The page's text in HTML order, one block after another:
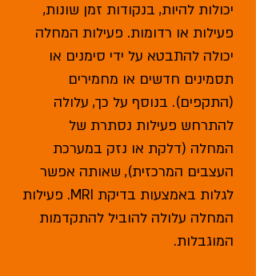
יכולות‎ ‏להיות, בנקודות זמן שונות,
פעילות או רדומות. פעילות ‏המחלה
יכולה להתבטא על ידי סימנים או
תסמינים חדשים או מחמירים
(התקפים). בנוסף על כך, עלולה
להתרחש פעילות נסתרת של
המחלה (דלקת או נזק במערכת
‏העצבים המרכזית), שאותה אפשר
לגלות באמצעות‎ בדיקת MRI. ‏פעילות
המחלה עלולה להוביל להתקדמות
המוגבלות.‎